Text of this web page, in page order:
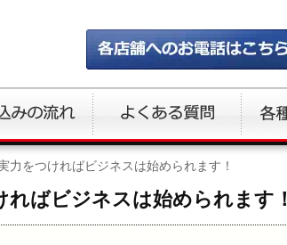
力をつければビジネスは始められます！
ばビジネスは始められます！